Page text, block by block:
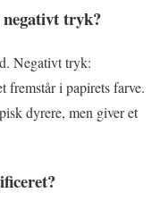
tryk?
Negativt tryk:
fremstår i papirets farve.
dyrere, men giver et